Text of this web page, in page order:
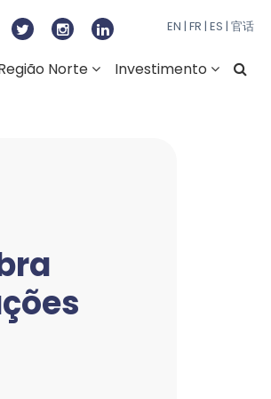
do Norte
EN | FR | ES | 官话
Norte Investimento